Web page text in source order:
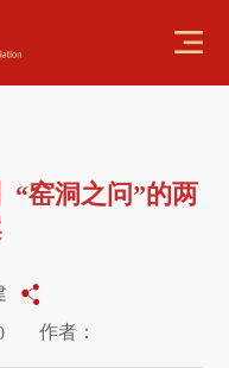
“窑洞之问”的两
作者：